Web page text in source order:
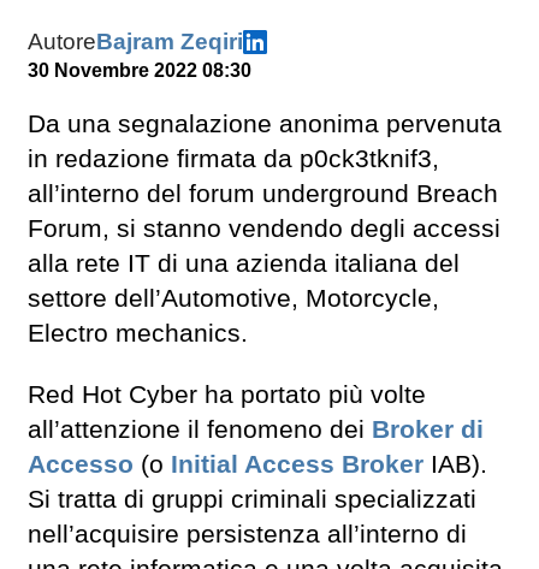
AutoreBajram Zeqiri
30 Novembre 2022 08:30
Da una segnalazione anonima pervenuta
in redazione firmata da p0ck3tknif3,
all’interno del forum underground Breach
Forum, si stanno vendendo degli accessi
alla rete IT di una azienda italiana del
settore dell’Automotive, Motorcycle,
Electro mechanics.
Red Hot Cyber ha portato più volte
all’attenzione il fenomeno dei Broker di
Accesso (o Initial Access Broker IAB).
Si tratta di gruppi criminali specializzati
nell’acquisire persistenza all’interno di